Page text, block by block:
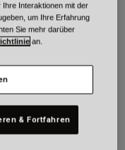
Größentabelle
XL
Interaktionen mit der
um Ihre Erfahrung
Sie mehr darüber
an.
& Fortfahren